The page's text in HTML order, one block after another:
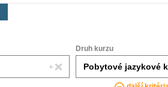
Druh kurzu